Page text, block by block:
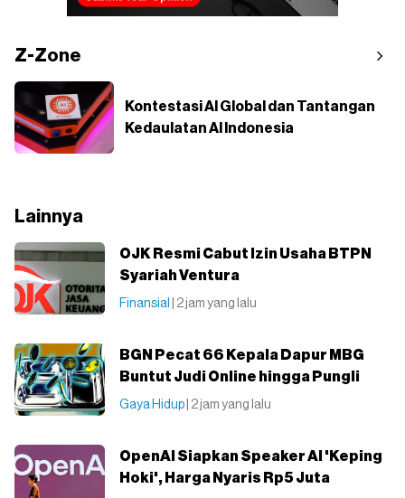
Z-Zone
Kontestasi AI Global dan Tantangan
Kedaulatan AI Indonesia
Lainnya
OJK Resmi Cabut Izin Usaha BTPN
Syariah Ventura
Finansial | 2 jam yang lalu
BGN Pecat 66 Kepala Dapur MBG
Buntut Judi Online hingga Pungli
Gaya Hidup | 2 jam yang lalu
OpenAI Siapkan Speaker AI 'Keping
Hoki', Harga Nyaris Rp5 Juta